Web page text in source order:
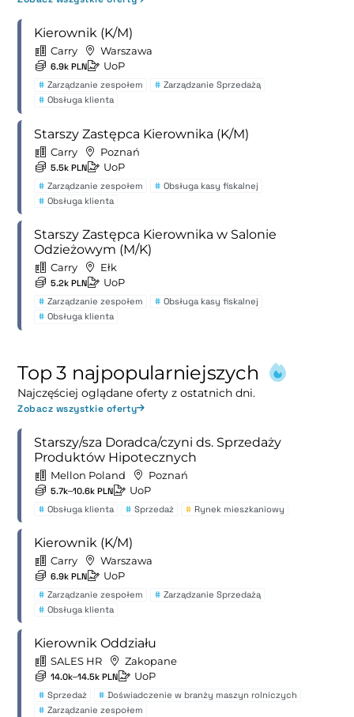
Kierownik (K/M)
Carry Warszawa
6.9k PLN UoP
# Zarządzanie zespołem # Zarządzanie Sprzedażą
# Obsługa klienta
Starszy Zastępca Kierownika (K/M)
Carry Poznań
5.5k PLN UoP
# Zarządzanie zespołem # Obsługa kasy fiskalnej
# Obsługa klienta
Starszy Zastępca Kierownika w Salonie
Odzieżowym (M/K)
Carry Ełk
5.2k PLN UoP
# Zarządzanie zespołem # Obsługa kasy fiskalnej
# Obsługa klienta
Top 3 najpopularniejszych
Najczęściej oglądane oferty z ostatnich dni.
Zobacz wszystkie oferty
Starszy/sza Doradca/czyni ds. Sprzedaży
Produktów Hipotecznych
Mellon Poland Poznań
5.7k–10.6k PLN UoP
# Obsługa klienta # Sprzedaż # Rynek mieszkaniowy
Kierownik (K/M)
Carry Warszawa
6.9k PLN UoP
# Zarządzanie zespołem # Zarządzanie Sprzedażą
# Obsługa klienta
Kierownik Oddziału
SALES HR Zakopane
14.0k–14.5k PLN UoP
# Sprzedaż # Doświadczenie w branży maszyn rolniczych
# Zarządzanie zespołem